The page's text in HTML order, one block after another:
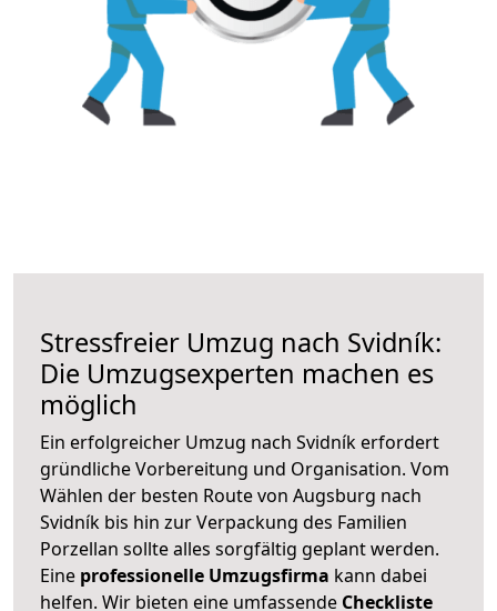
Stressfreier Umzug nach Svidník:
Die Umzugsexperten machen es
möglich
Ein erfolgreicher Umzug nach Svidník erfordert
gründliche Vorbereitung und Organisation. Vom
Wählen der besten Route von Augsburg nach
Svidník bis hin zur Verpackung des Familien
Porzellan sollte alles sorgfältig geplant werden.
Eine professionelle Umzugsfirma kann dabei
helfen. Wir bieten eine umfassende Checkliste